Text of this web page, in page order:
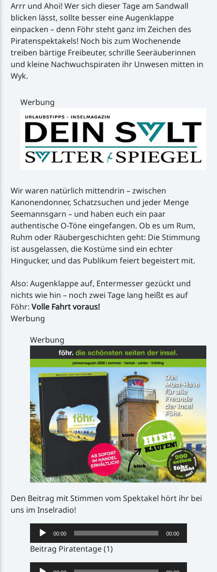
Arrr und Ahoi! Wer sich dieser Tage am Sandwall
blicken lässt, sollte besser eine Augenklappe
einpacken – denn Föhr steht ganz im Zeichen des
Piratenspektakels! Noch bis zum Wochenende
treiben bärtige Freibeuter, schrille Seeräuberinnen
und kleine Nachwuchspiraten ihr Unwesen mitten in
Wyk.
Werbung
Wir waren natürlich mittendrin – zwischen
Kanonendonner, Schatzsuchen und jeder Menge
Seemannsgarn – und haben euch ein paar
authentische O-Töne eingefangen. Ob es um Rum,
Ruhm oder Räubergeschichten geht: Die Stimmung
ist ausgelassen, die Kostüme sind ein echter
Hingucker, und das Publikum feiert begeistert mit.
Also: Augenklappe auf, Entermesser gezückt und
nichts wie hin – noch zwei Tage lang heißt es auf
Föhr:Volle Fahrt voraus!
Werbung
Werbung
Den Beitrag mit Stimmen vom Spektakel hört ihr bei
uns im Inselradio!
Audio-
Player
00:00 00:00
Beitrag Piratentage (1)
Audio-